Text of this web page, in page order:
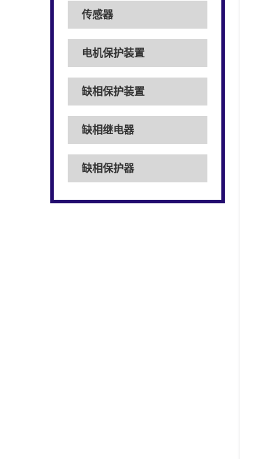
传感器
电机保护装置
缺相保护装置
缺相继电器
缺相保护器